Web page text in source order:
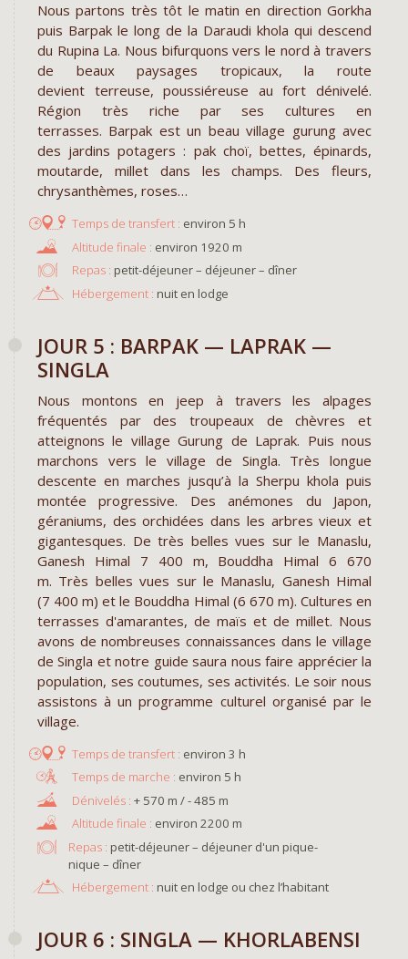
Nous partons très tôt le matin en direction Gorkha
puis Barpak le long de la Daraudi khola qui descend
du Rupina La. Nous bifurquons vers le nord à travers
de beaux paysages tropicaux, la route
devient terreuse, poussiéreuse au fort dénivelé.
Région très riche par ses cultures en
terrasses. Barpak est un beau village gurung avec
des jardins potagers : pak choï, bettes, épinards,
moutarde, millet dans les champs. Des fleurs,
chrysanthèmes, roses…
environ 5 h
environ 1920 m
Repas : petit-déjeuner – déjeuner – dîner
Hébergement : nuit en lodge
JOUR 5 : BARPAK — LAPRAK —
SINGLA
Nous montons en jeep à travers les alpages
fréquentés par des troupeaux de chèvres et
atteignons le village Gurung de Laprak. Puis nous
marchons vers le village de Singla. Très longue
descente en marches jusqu’à la Sherpu khola puis
montée progressive. Des anémones du Japon,
géraniums, des orchidées dans les arbres vieux et
gigantesques. De très belles vues sur le Manaslu,
Ganesh Himal 7 400 m, Bouddha Himal 6 670
m. Très belles vues sur le Manaslu, Ganesh Himal
(7 400 m) et le Bouddha Himal (6 670 m). Cultures en
terrasses d'amarantes, de maïs et de millet. Nous
avons de nombreuses connaissances dans le village
de Singla et notre guide saura nous faire apprécier la
population, ses coutumes, ses activités. Le soir nous
assistons à un programme culturel organisé par le
village.
environ 3 h
environ 5 h
+ 570 m / - 485 m
environ 2200 m
Repas : petit-déjeuner – déjeuner d'un pique-
nique – dîner
Hébergement : nuit en lodge ou chez l’habitant
JOUR 6 : SINGLA — KHORLABENSI